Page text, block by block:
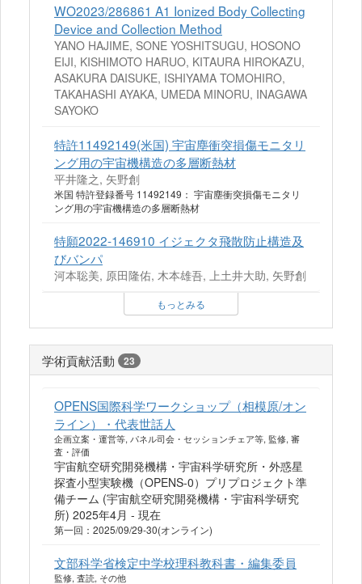
WO2023/286861 A1 Ionized Body Collecting
Device and Collection Method
YANO HAJIME, SONE YOSHITSUGU, HOSONO
EIJI, KISHIMOTO HARUO, KITAURA HIROKAZU,
ASAKURA DAISUKE, ISHIYAMA TOMOHIRO,
TAKAHASHI AYAKA, UMEDA MINORU, INAGAWA
SAYOKO
特許11492149(米国) 宇宙塵衝突損傷モニタリ
ング用の宇宙機構造の多層断熱材
平井隆之, 矢野創
米国 特許登録番号 11492149： 宇宙塵衝突損傷モニタリ
ング用の宇宙機構造の多層断熱材
特願2022-146910 イジェクタ飛散防止構造及
びバンパ
河本聡美, 原田隆佑, 木本雄吾, 上土井大助, 矢野創
もっとみる
学術貢献活動 23
OPENS国際科学ワークショップ（相模原/オン
ライン）・代表世話人
企画立案・運営等, パネル司会・セッションチェア等, 監修, 審
査・評価
宇宙航空研究開発機構・宇宙科学研究所・外惑星
探査小型実験機（OPENS-0）プリプロジェクト準
備チーム (宇宙航空研究開発機構・宇宙科学研究
所) 2025年4月 - 現在
第一回：2025/09/29-30(オンライン)
文部科学省検定中学校理科教科書・編集委員
監修, 査読, その他